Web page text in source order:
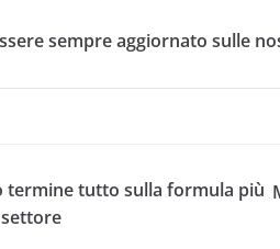
sempre aggiornato sulle
termine tutto sulla formula più